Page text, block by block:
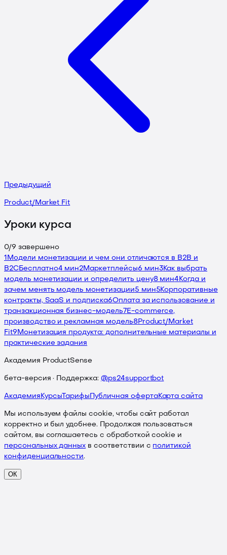
Предыдущий
Product/Market Fit
Уроки курса
0/9 завершено
1 Модели монетизации и чем они отличаются в B2B и
B2CБесплатно4 мин2Маркетплейсы6 мин3Как выбрать
модель монетизации и определить цену8 мин4 Когда и
зачем менять модель монетизации5 мин5Корпоративные
контракты, SaaS и подписка6Оплата за использование и
транзакционная бизнес-модель7E-commerce,
производство и рекламная модель8Product/Market
Fit9 Монетизация продукта: дополнительные материалы и
практические задания
Академия ProductSense
бета-версия · Поддержка: @ps24supportbot
Академия КурсыТарифы Публичная офертаКарта сайта
Мы используем файлы cookie, чтобы сайт работал
корректно и был удобнее. Продолжая пользоваться
сайтом, вы соглашаетесь с обработкой cookie и
персональных данных в соответствии с политикой
конфиденциальности.
ОК